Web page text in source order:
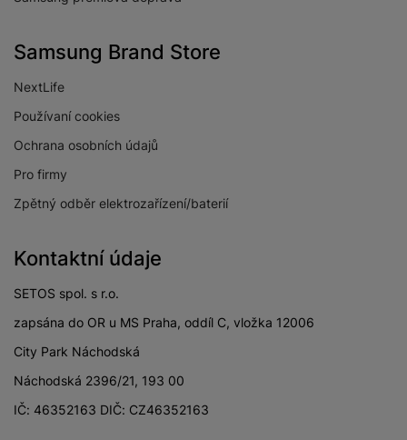
Samsung Brand Store
NextLife
Používaní cookies
Ochrana osobních údajů
Pro firmy
Zpětný odběr elektrozařízení/baterií
Kontaktní údaje
SETOS spol. s r.o.
zapsána do OR u MS Praha, oddíl C, vložka 12006
City Park Náchodská
Náchodská 2396/21, 193 00
IČ: 46352163 DIČ: CZ46352163